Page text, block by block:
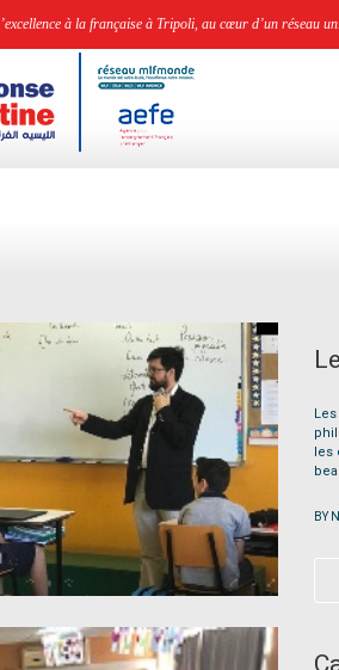
à la française à Tripoli, au cœur d’un réseau
les
BY